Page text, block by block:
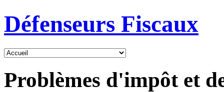
Défenseurs Fiscaux
Problèmes d'impôt et